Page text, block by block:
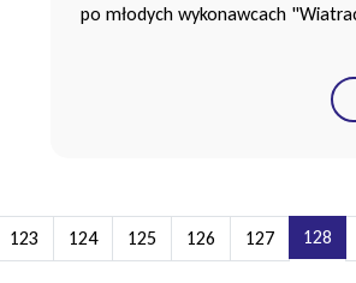
po młodych wykonawcach
123 124 125 126 127 128